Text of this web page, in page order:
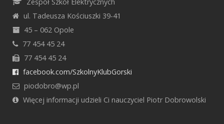
ul. Tadeusza Kościuszki 39-41
45 – 062 Opole
77 454 45 24
77 454 45 24
facebook.com/SzkolnyKlubGorski
piodobro@wp.pl
Więcej informacji udzieli Ci nauczyciel Piotr Dobrowolski